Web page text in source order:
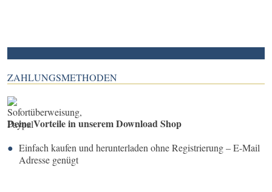
ZAHLUNGSMETHODEN
Deine Vorteile in unserem Download Shop
Einfach kaufen und herunterladen ohne Registrierung – E-Mail
Adresse genügt